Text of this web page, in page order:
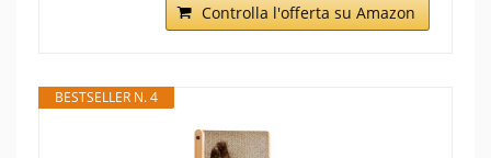
Controlla l'offerta su Amazon
BESTSELLER N. 4